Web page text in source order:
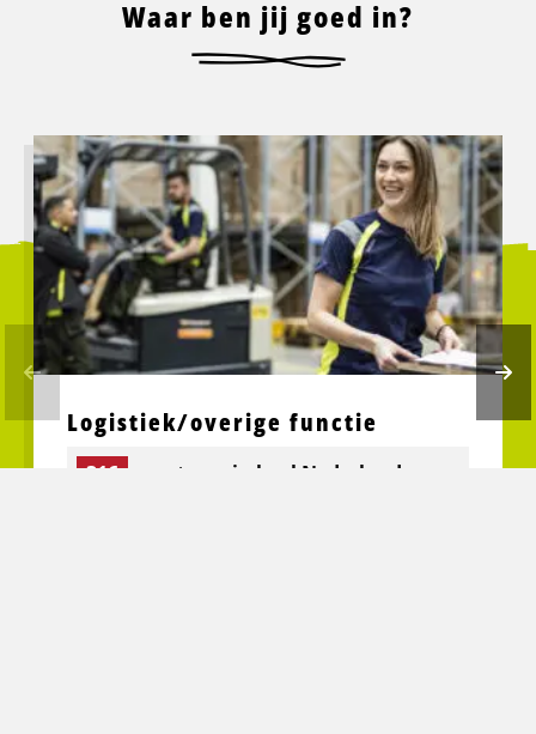
Waar ben jij goed in?
Logistiek/overige functie
316 vacatures in heel Nederland